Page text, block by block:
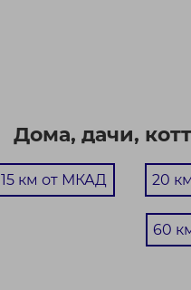
Дома, дачи,
15 км от МКАД 20
60